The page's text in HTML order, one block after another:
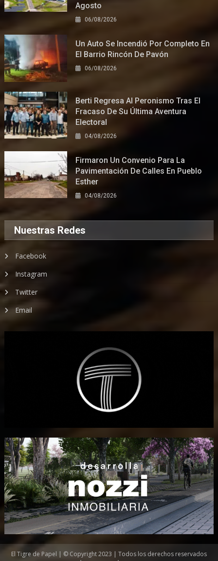
Agosto
06/08/2026
Un Auto Se Incendió Por Completo En
El Barrio Rincón De Pavón
06/08/2026
Berti Regresa Al Peronismo Tras El
Fracaso De Su Última Aventura
Electoral
04/08/2026
Firmaron Un Convenio Para La
Pavimentación De Calles En Pueblo
Esther
04/08/2026
Nuestras Redes
Facebook
Instagram
Twitter
Email
El Tigre de Papel | © Copyright 2023 | Todos los derechos reservados